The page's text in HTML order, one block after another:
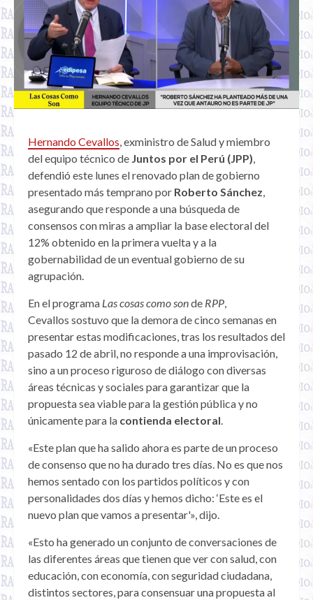
Hernando Cevallos, exministro de Salud y miembro
del equipo técnico de Juntos por el Perú (JPP),
defendió este lunes el renovado plan de gobierno
presentado más temprano por Roberto Sánchez,
asegurando que responde a una búsqueda de
consensos con miras a ampliar la base electoral del
12% obtenido en la primera vuelta y a la
gobernabilidad de un eventual gobierno de su
agrupación.
En el programa Las cosas como sonde RPP,
Cevallos sostuvo que la demora de cinco semanas en
presentar estas modificaciones, tras los resultados del
pasado 12 de abril, no responde a una improvisación,
sino a un proceso riguroso de diálogo con diversas
áreas técnicas y sociales para garantizar que la
propuesta sea viable para la gestión pública y no
únicamente para la contienda electoral.
«Este plan que ha salido ahora es parte de un proceso
de consenso que no ha durado tres días. No es que nos
hemos sentado con los partidos políticos y con
personalidades dos días y hemos dicho: ‘Este es el
nuevo plan que vamos a presentar'», dijo.
«Esto ha generado un conjunto de conversaciones de
las diferentes áreas que tienen que ver con salud, con
educación, con economía, con seguridad ciudadana,
distintos sectores, para consensuar una propuesta al